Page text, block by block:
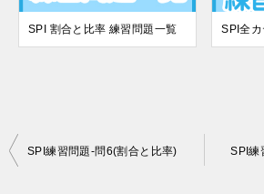
SPI 割合と比率 練習問題一覧 SPI全
投
SPI練習問題-問6(割合と比率) SPI練